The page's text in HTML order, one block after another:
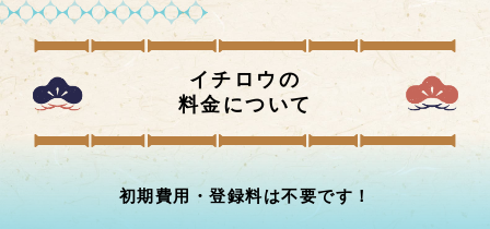
イチロウの
料金について
初期費用・登録料は不要です！